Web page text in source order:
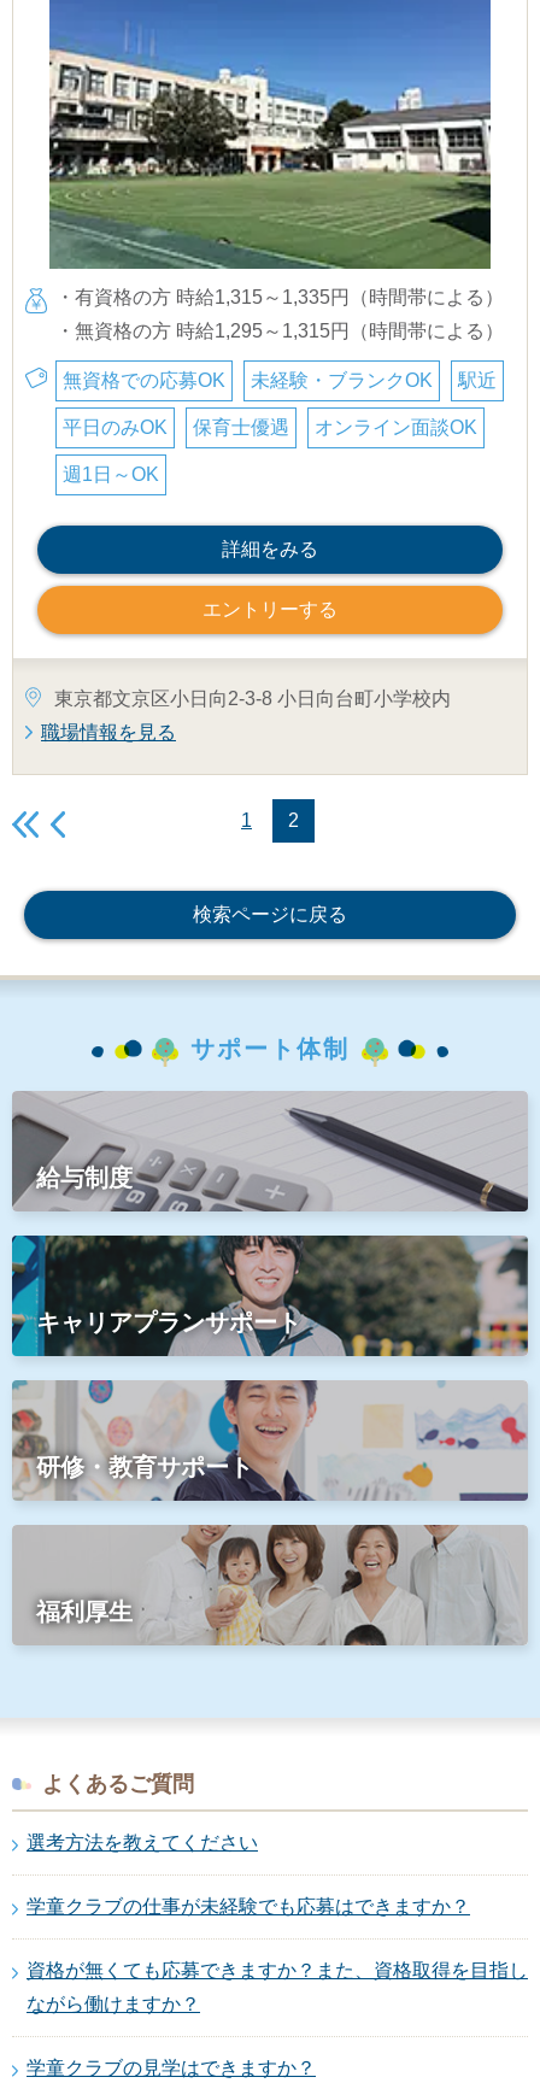
・有資格の方 時給1,315～1,335円（時間帯による）
・無資格の方 時給1,295～1,315円（時間帯による）
無資格での応募OK 未経験・ブランクOK 駅近
平日のみOK 保育士優遇 オンライン面談OK
週1日～OK
詳細をみる
エントリーする
東京都文京区小日向2-3-8 小日向台町小学校内
職場情報を見る
1 2
検索ページに戻る
サポート体制
給与制度
キャリアプランサポート
研修・教育サポート
福利厚生
よくあるご質問
選考方法を教えてください
学童クラブの仕事が未経験でも応募はできますか？
資格が無くても応募できますか？また、資格取得を目指し
ながら働けますか？
学童クラブの見学はできますか？